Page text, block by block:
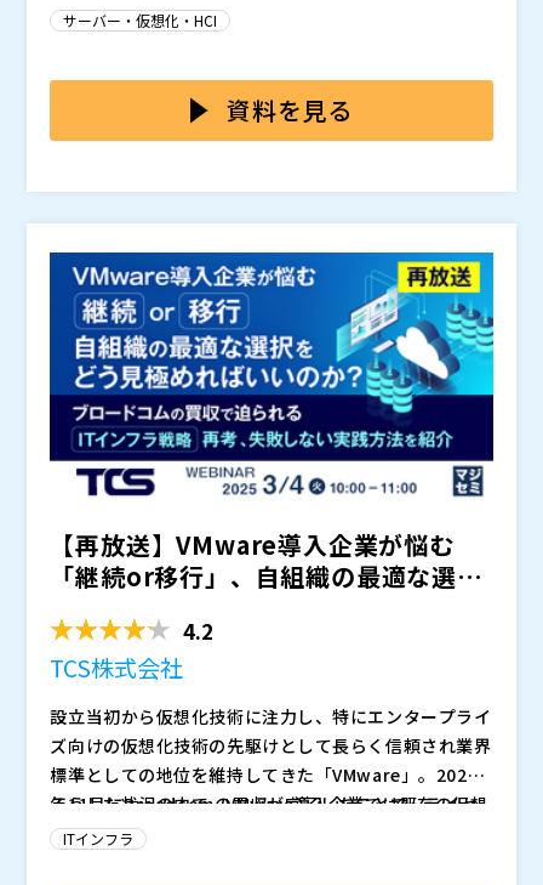
い、インフラ設備を維持するコスト負担が増加傾向にあ
れらをどのように調達するべきかも考えなくてはいけま
せん。企業は今、持続可能でコスト効率の高い選択を迫
能力が限界に達しつつあります。これまでラックあたり
な集約率が確保できず、結果として運用コストが増大し
てしまいます。一方、水冷技術を導入すれば、サーバー
電力化を実現できます。今、生成AI時代に適したインフ
ラの選択が求められています。
金型インフラサービス「TruScale」による次世代イン
フラ戦略をご紹介します。Lenovoの水冷技術は、産業
ながら高効率な冷却を実現します。また、TruScaleを
活用することで、IaaSのような柔軟性を維持しつつ、長
期的なコスト最適化が可能になります。生成AIやHPC環
境の安定稼働をサポートするためのソリューションを紹
介します。
レノボ・エンタープライズ・ソリューションズ合同会社
（）
株式会社オープンソース活用研究所（）
マジセミ株式会社（）
※共催、協賛、協力、講演企業は将来的に追加、削除さ
れる可能性があります。
サーバー・仮想化・HCI
資料を見る
【再放送】VMware導入企業が悩む
「継続or移行」、自組織の最適な選択
4.2
TCS株式会社
設立当初から仮想化技術に注力し、特にエンタープライ
ズ向けの仮想化技術の先駆けとして長らく信頼され業界
標準としての地位を維持してきた「VMware」。2023
年11月にBroadcomの買収が完了したことで、ライセ
ンス形態や製品ラインナップ、サポート体制、OEMラ
そうした状況の中で、VMware導入企業では既存の仮想
化基盤から他の仮想化プラットフォームやクラウドサー
ITインフラ